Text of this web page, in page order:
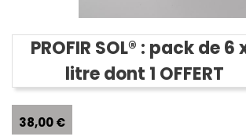
PROFIR SOL® : pack de 6
litre dont 1 OFFERT
38,00 €